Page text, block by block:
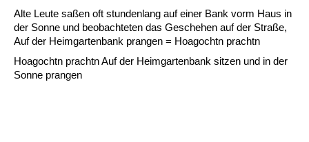
Alte Leute saßen oft stundenlang auf einer Bank vorm Haus in
der Sonne und beobachteten das Geschehen auf der Straße,
Auf der Heimgartenbank prangen = Hoagochtn prachtn
Hoagochtn prachtn Auf der Heimgartenbank sitzen und in der
Sonne prangen